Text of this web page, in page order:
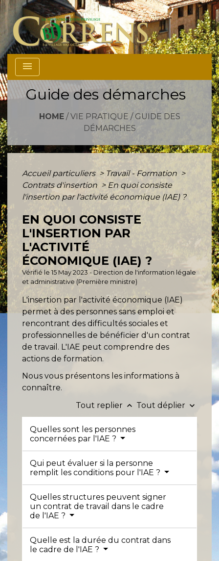
menu
Guide des démarches
HOME/ VIE PRATIQUE / GUIDE DES
DÉMARCHES
Accueil particuliers > Travail - Formation >
Contrats d'insertion > En quoi consiste
l'insertion par l'activité économique (IAE) ?
EN QUOI CONSISTE
L'INSERTION PAR
L'ACTIVITÉ
ÉCONOMIQUE (IAE) ?
Vérifié le 15 May 2023 - Direction de l'information légale
et administrative (Première ministre)
L'insertion par l'activité économique (IAE)
permet à des personnes sans emploi et
rencontrant des difficultés sociales et
professionnelles de bénéficier d'un contrat
de travail. L'IAE peut comprendre des
actions de formation.
Nous vous présentons les informations à
connaître.
Tout replier keyboard_arrow_up Tout déplier keyboard_arrow_down
Quelles sont les personnes
concernées par l'IAE ?
Qui peut évaluer si la personne
remplit les conditions pour l'IAE ?
Quelles structures peuvent signer
un contrat de travail dans le cadre
de l'IAE ?
Quelle est la durée du contrat dans
le cadre de l'IAE ?